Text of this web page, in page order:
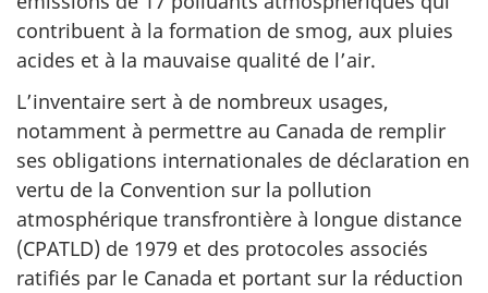
contribuent à la formation de smog, aux pluies
acides et à la mauvaise qualité de l’air.
L’inventaire sert à de nombreux usages,
notamment à permettre au Canada de remplir
ses obligations internationales de déclaration en
vertu de la Convention sur la pollution
atmosphérique transfrontière à longue distance
(CPATLD) de 1979 et des protocoles associés
ratifiés par le Canada et portant sur la réduction